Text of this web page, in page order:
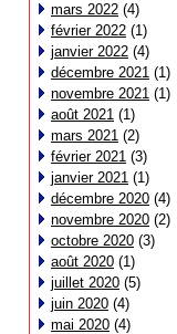
mars 2022 (4)
février 2022 (1)
janvier 2022 (4)
décembre 2021 (1)
novembre 2021 (1)
août 2021 (1)
mars 2021 (2)
février 2021 (3)
janvier 2021 (1)
décembre 2020 (4)
novembre 2020 (2)
octobre 2020 (3)
août 2020 (1)
juillet 2020 (5)
juin 2020 (4)
mai 2020 (4)